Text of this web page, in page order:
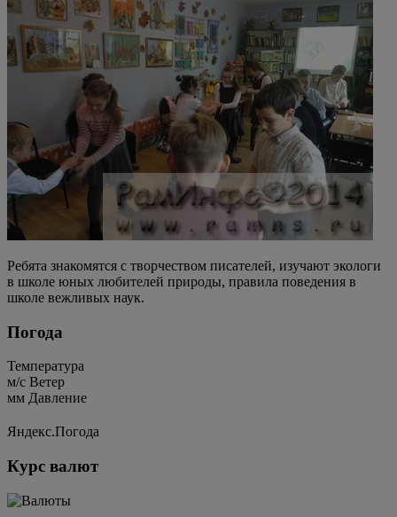
Ребята знакомятся с творчеством писателей, изучают экологи
в школе юных любителей природы, правила поведения в
школе вежливых наук.
Погода
Температура
м/c Ветер
мм Давление
Яндекс.Погода
Курс валют